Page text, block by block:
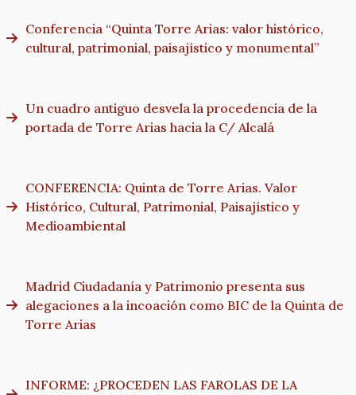
Conferencia “Quinta Torre Arias: valor histórico,
cultural, patrimonial, paisajístico y monumental”
Un cuadro antiguo desvela la procedencia de la
portada de Torre Arias hacia la C/ Alcalá
CONFERENCIA: Quinta de Torre Arias. Valor
Histórico, Cultural, Patrimonial, Paisajístico y
Medioambiental
Madrid Ciudadanía y Patrimonio presenta sus
alegaciones a la incoación como BIC de la Quinta de
Torre Arias
INFORME: ¿PROCEDEN LAS FAROLAS DE LA